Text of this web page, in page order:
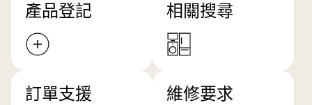
產品登記 相關搜尋
訂單支援 維修要求